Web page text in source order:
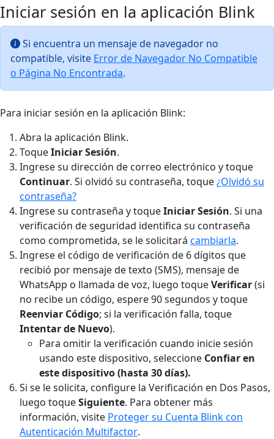
Iniciar sesión en la aplicación Blink
Si encuentra un mensaje de navegador no
compatible, visite Error de Navegador No Compatible
o Página No Encontrada.
Para iniciar sesión en la aplicación Blink:
Abra la aplicación Blink.
ToqueIniciar Sesión.
Ingrese su dirección de correo electrónico y toque
Continuar. Si olvidó su contraseña, toque¿Olvidó su
contraseña?
Ingrese su contraseña y toqueIniciar Sesión. Si una
verificación de seguridad identifica su contraseña
como comprometida, se le solicitará cambiarla.
Ingrese el código de verificación de 6 dígitos que
recibió por mensaje de texto (SMS), mensaje de
WhatsApp o llamada de voz, luego toqueVerificar(si
no recibe un código, espere 90 segundos y toque
Reenviar Código; si la verificación falla, toque
Intentar de Nuevo).
Para omitir la verificación cuando inicie sesión
usando este dispositivo, seleccione Confiar en
este dispositivo (hasta 30 días).
Si se le solicita, configure la Verificación en Dos Pasos,
luego toqueSiguiente. Para obtener más
información, visite Proteger su Cuenta Blink con
Autenticación Multifactor.